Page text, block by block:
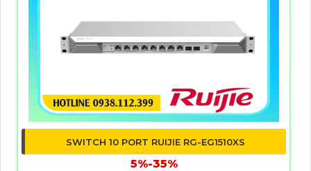
SWITCH 10 PORT RUIJIE RG-EG1510XS
5%-35%